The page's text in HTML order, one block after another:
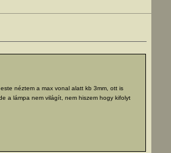
néztem a max vonal alatt kb 3mm, ott is
a lámpa nem világít, nem hiszem hogy kifolyt